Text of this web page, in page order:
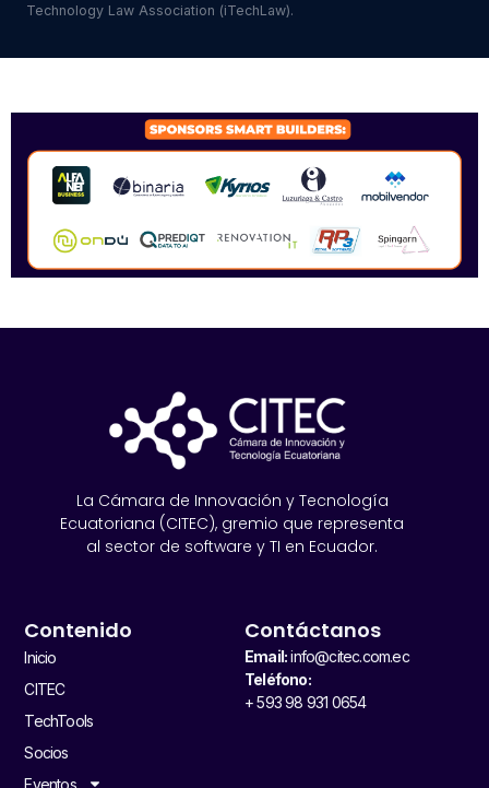
Technology Law Association (iTechLaw).
La Cámara de Innovación y Tecnología
Ecuatoriana (CITEC), gremio que representa
al sector de software y TI en Ecuador.
Contenido
Inicio
CITEC
TechTools
Socios
Eventos
Contáctanos
Email:info@citec.com.ec
Teléfono:
+ 593 98 931 0654